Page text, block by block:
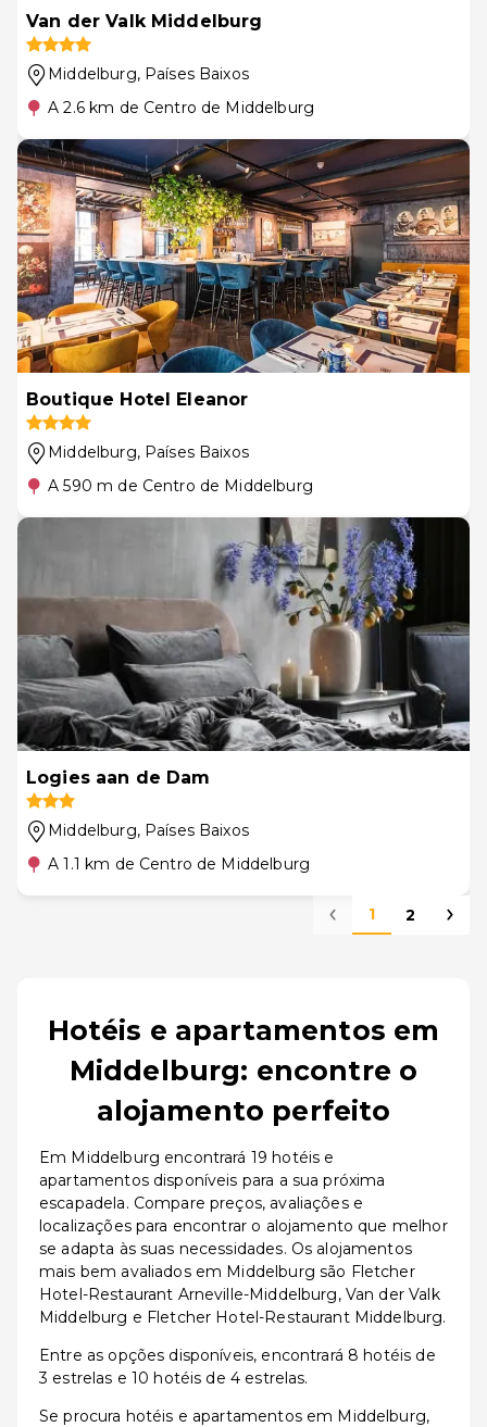
Van der Valk Middelburg
Middelburg, Países Baixos
A 2.6 km de Centro de Middelburg
Boutique Hotel Eleanor
Middelburg, Países Baixos
A 590 m de Centro de Middelburg
Logies aan de Dam
Middelburg, Países Baixos
A 1.1 km de Centro de Middelburg
1 2
Hotéis e apartamentos em
Middelburg: encontre o
alojamento perfeito
Em Middelburg encontrará 19 hotéis e
apartamentos disponíveis para a sua próxima
escapadela. Compare preços, avaliações e
localizações para encontrar o alojamento que melhor
se adapta às suas necessidades. Os alojamentos
mais bem avaliados em Middelburg são Fletcher
Hotel-Restaurant Arneville-Middelburg, Van der Valk
Middelburg e Fletcher Hotel-Restaurant Middelburg.
Entre as opções disponíveis, encontrará 8 hotéis de
3 estrelas e 10 hotéis de 4 estrelas.
Se procura hotéis e apartamentos em Middelburg,